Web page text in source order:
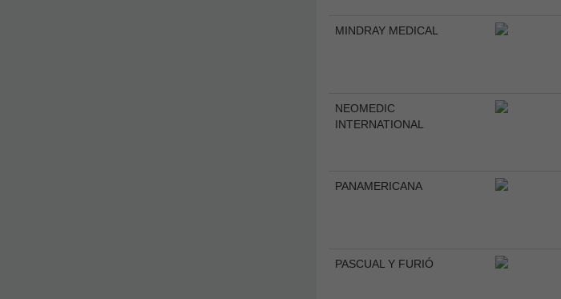
MINDRAY MEDICAL
NEOMEDIC
INTERNATIONAL
PANAMERICANA
PASCUAL Y FURIÓ